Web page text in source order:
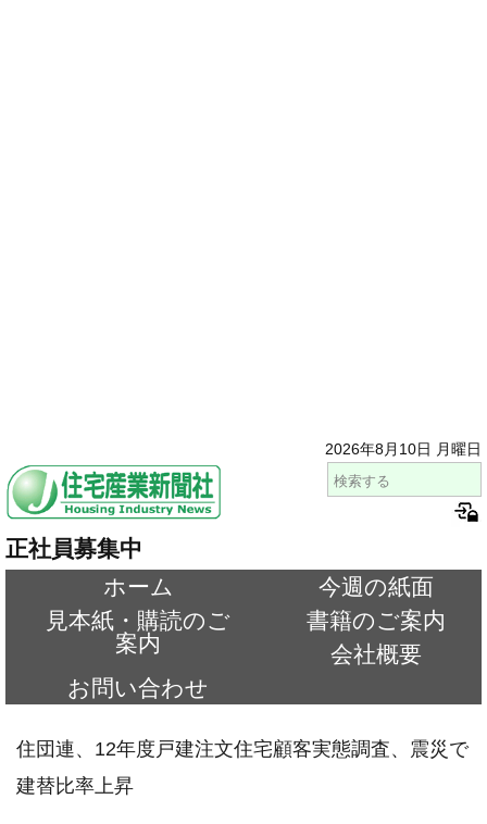
2026年8月10日 月曜日
正社員募集中
ホーム
今週の紙面
見本紙・購読のご
案内
書籍のご案内
会社概要
お問い合わせ
住団連、12年度戸建注文住宅顧客実態調査、震災で
建替比率上昇